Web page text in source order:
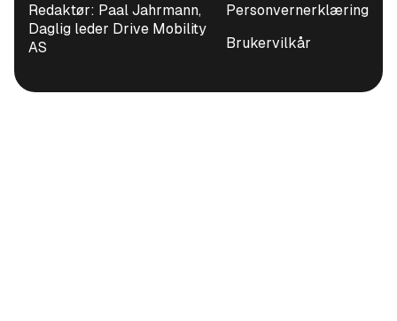
Redaktør: Paal Jahrmann,
Daglig leder Drive Mobility
AS
Personvernerklæring
Brukervilkår